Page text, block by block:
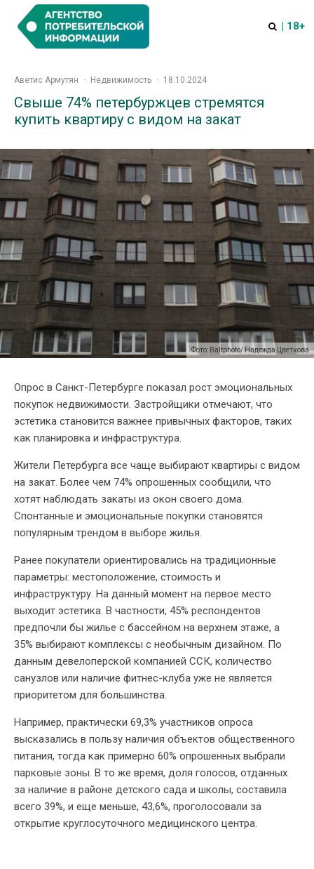
| 18+
Аветис Армутян · Недвижимость · 18.10.2024
Свыше 74% петербуржцев стремятся
купить квартиру с видом на закат
Фото: Baltphoto/ Надежда Цветкова
Опрос в Санкт-Петербурге показал рост эмоциональных
покупок недвижимости. Застройщики отмечают, что
эстетика становится важнее привычных факторов, таких
как планировка и инфраструктура.
Жители Петербурга все чаще выбирают квартиры с видом
на закат. Более чем 74% опрошенных сообщили, что
хотят наблюдать закаты из окон своего дома.
Спонтанные и эмоциональные покупки становятся
популярным трендом в выборе жилья.
Ранее покупатели ориентировались на традиционные
параметры: местоположение, стоимость и
инфраструктуру. На данный момент на первое место
выходит эстетика. В частности, 45% респондентов
предпочли бы жилье с бассейном на верхнем этаже, а
35% выбирают комплексы с необычным дизайном. По
данным девелоперской компанией ССК, количество
санузлов или наличие фитнес-клуба уже не является
приоритетом для большинства.
Например, практически 69,3% участников опроса
высказались в пользу наличия объектов общественного
питания, тогда как примерно 60% опрошенных выбрали
парковые зоны. В то же время, доля голосов, отданных
за наличие в районе детского сада и школы, составила
всего 39%, и еще меньше, 43,6%, проголосовали за
открытие круглосуточного медицинского центра.